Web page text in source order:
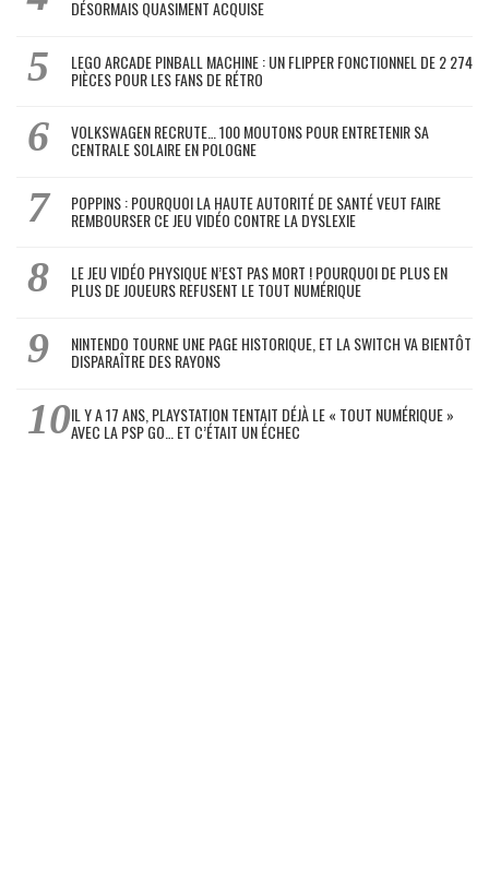
DÉSORMAIS QUASIMENT ACQUISE
LEGO ARCADE PINBALL MACHINE : UN FLIPPER FONCTIONNEL DE 2 274
PIÈCES POUR LES FANS DE RÉTRO
VOLKSWAGEN RECRUTE… 100 MOUTONS POUR ENTRETENIR SA
CENTRALE SOLAIRE EN POLOGNE
POPPINS : POURQUOI LA HAUTE AUTORITÉ DE SANTÉ VEUT FAIRE
REMBOURSER CE JEU VIDÉO CONTRE LA DYSLEXIE
LE JEU VIDÉO PHYSIQUE N’EST PAS MORT ! POURQUOI DE PLUS EN
PLUS DE JOUEURS REFUSENT LE TOUT NUMÉRIQUE
NINTENDO TOURNE UNE PAGE HISTORIQUE, ET LA SWITCH VA BIENTÔT
DISPARAÎTRE DES RAYONS
IL Y A 17 ANS, PLAYSTATION TENTAIT DÉJÀ LE « TOUT NUMÉRIQUE »
AVEC LA PSP GO… ET C’ÉTAIT UN ÉCHEC